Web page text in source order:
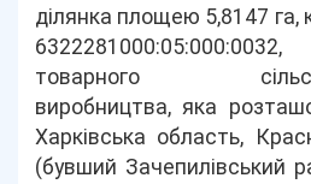
ділянка площею 5,8147
товарного
виробництва, яка
Харківська область,
(бувший Зачепилівський